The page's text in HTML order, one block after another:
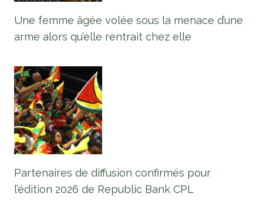
Une femme âgée volée sous la menace d’une
arme alors qu’elle rentrait chez elle
Partenaires de diffusion confirmés pour
l’édition 2026 de Republic Bank CPL